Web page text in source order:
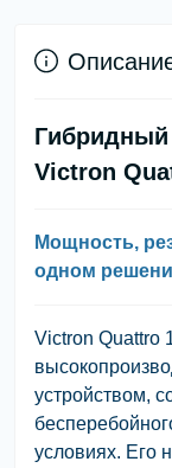
Victron
Мощность,
одном
Victron Quattro
устройством,
условиях. Его